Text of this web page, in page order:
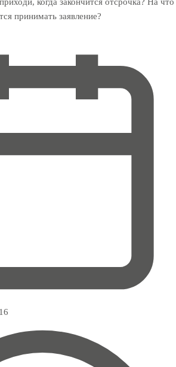
принимать заявление?